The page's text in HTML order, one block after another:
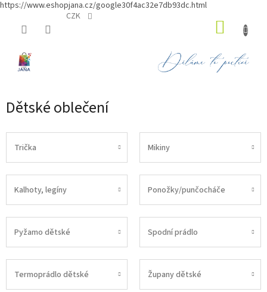
https://www.eshopjana.cz/google30f4ac32e7db93dc.html
CZK
Dětské oblečení
Trička Mikiny
Kalhoty, legíny Ponožky/punčocháče
Pyžamo dětské Spodní prádlo
Termoprádlo dětské Župany dětské